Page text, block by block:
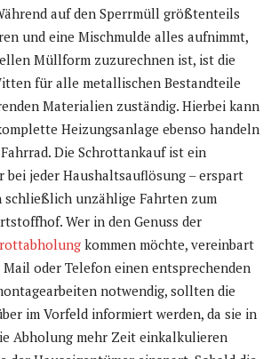
auf den Sperrmüll größtenteils
und eine Mischmulde alles aufnimmt,
Müllform zuzurechnen ist, ist die
für alle metallischen Bestandteile
Materialien zuständig. Hierbei kann
Heizungsanlage ebenso handeln
Die Schrottankauf ist ein
bei jeder Haushaltsauflösung – erspart
schließlich unzählige Fahrten zum
Wer in den Genuss der
kommen möchte, vereinbart
oder Telefon einen entsprechenden
notwendig, sollten die
im Vorfeld informiert werden, da sie in
Abholung mehr Zeit einkalkulieren